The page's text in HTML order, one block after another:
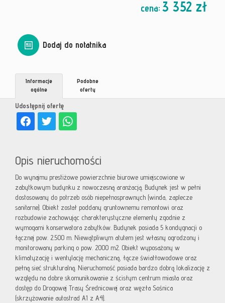
cena: 3 352 zł
Dodaj do notatnika
Udostępnij ofertę
Informacje
ogólne
Podobne
oferty
Opis nieruchomości
Do wynajmu prestiżowe powierzchnie biurowe umiejscowione w
zabytkowym budynku z nowoczesną aranżacją. Budynek jest w pełni
dostosowany do potrzeb osób niepełnosprawnych (winda, zaplecze
sanitarne). Obiekt został poddany gruntownemu remontowi oraz
rozbudowie zachowując charakterystyczne elementy zgodnie z
wymogami konserwatora zabytków. Budynek posiada 5 kondygnacji o
łącznej pow. 2.500 m. Niewątpliwym atutem jest własny ogrodzony i
monitorowany parking o pow. 2000 m2. Obiekt wyposażony w
klimatyzację i wentylację mechaniczną, łącze światłowodowe oraz
pełną sieć strukturalną. Nieruchomość posiada bardzo dobrą lokalizację z
względu na dobre skomunikowanie z ścisłym centrum miasta oraz
dostęp do Drogowej Trasy Średnicowej oraz węzła Sośnica
(skrzyżowanie autostrad A1 z A4).